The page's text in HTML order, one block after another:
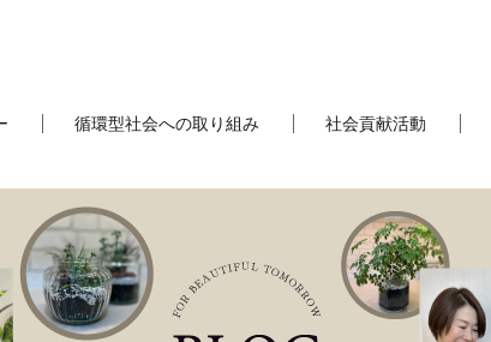
循環型社会への取り組み 社会貢献活動